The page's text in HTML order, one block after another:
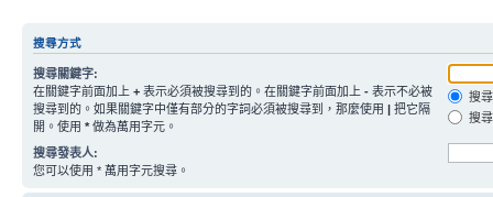
搜尋方式
搜尋關鍵字:
在關鍵字前面加上 + 表示必須被搜尋到的。在關鍵字前面加上 - 表示不必被
搜尋到的。如果關鍵字中僅有部分的字詞必須被搜尋到，那麼使用 | 把它隔
開。使用 * 做為萬用字元。
搜
搜
搜尋發表人:
您可以使用 * 萬用字元搜尋。